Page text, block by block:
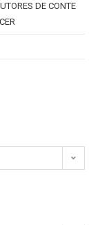
DE CONTE